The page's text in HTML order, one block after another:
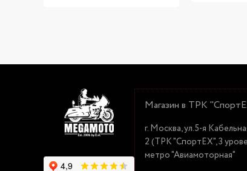
Магазин в ТРК
г. Москва, ул.5-я
2 (ТРК "СпортЕХ", 3
метро "Авиамоторная"